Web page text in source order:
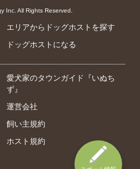
Inc. All Rights Reserved.
エリアからドッグホストを探す
ドッグホストになる
愛犬家のタウンガイド『いぬち
ず』
運営会社
飼い主規約
ホスト規約